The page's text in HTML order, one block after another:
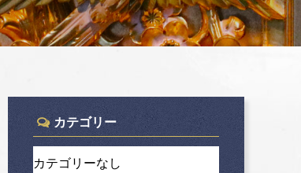
カテゴリー
カテゴリーなし